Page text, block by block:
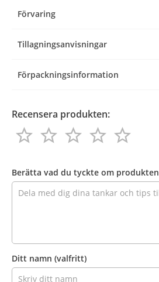
Förvaring
Tillagningsanvisningar
Förpackningsinformation
Recensera produkten:
star_border
star_border star_border
star_border star_border
star_border star_border
star_border star_border
star_border
produkten
Berätta vad du tyckte om produkten
Ditt namn (valfritt)